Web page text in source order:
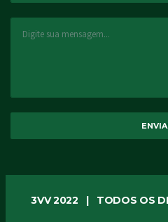
3VV 2022 | TODOS OS